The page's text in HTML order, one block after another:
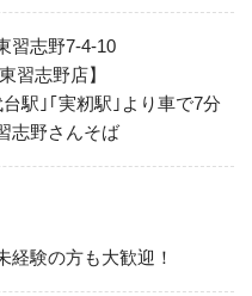
習志野7-4-10
習志野店】
駅｣｢実籾駅｣より車で7分
志野さんそば
験の方も大歓迎！